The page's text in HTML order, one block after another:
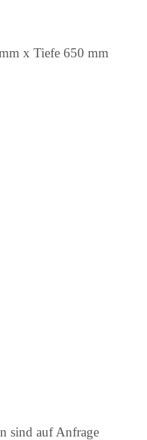
x Tiefe 650 mm
sind auf Anfrage